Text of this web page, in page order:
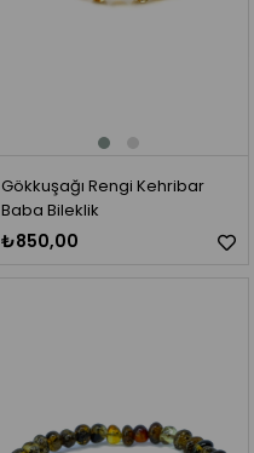
Gökkuşağı Rengi Kehribar
Baba Bileklik
₺850,00